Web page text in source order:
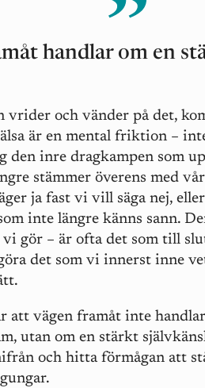
handlar om en
vrider och vänder på det,
är en mental friktion –
den inre dragkampen som
stämmer överens med
ja fast vi vill säga nej,
inte längre känns sann.
gör – är ofta det som till
det som vi innerst inne
att vägen framåt inte
utan om en stärkt
och hitta förmågan att